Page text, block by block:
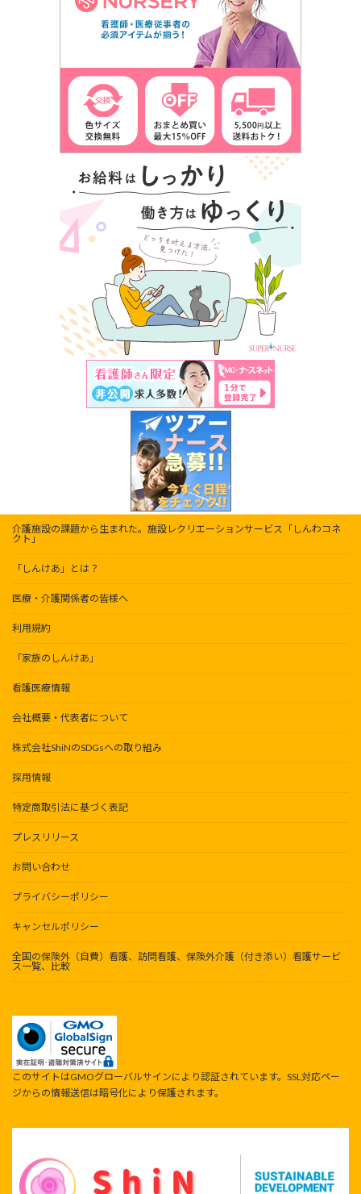
介護施設の課題から生まれた。施設レクリエーションサービス「しんわコネ
クト」
「しんけあ」とは？
医療・介護関係者の皆様へ
利用規約
「家族のしんけあ」
看護医療情報
会社概要・代表者について
株式会社ShiNのSDGsへの取り組み
採用情報
特定商取引法に基づく表記
プレスリリース
お問い合わせ
プライバシーポリシー
キャンセルポリシー
全国の保険外（自費）看護、訪問看護、保険外介護（付き添い）看護サービ
ス一覧、比較
このサイトはGMOグローバルサインにより認証されています。SSL対応ペー
ジからの情報送信は暗号化により保護されます。